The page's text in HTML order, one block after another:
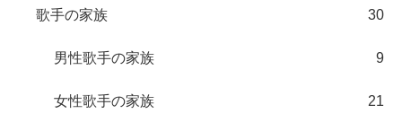
歌手の家族 30
男性歌手の家族 9
女性歌手の家族 21